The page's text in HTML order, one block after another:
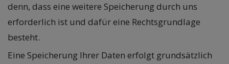
denn, dass eine weitere Speicherung durch uns
erforderlich ist und dafür eine Rechtsgrundlage
besteht.
Eine Speicherung Ihrer Daten erfolgt grundsätzlich